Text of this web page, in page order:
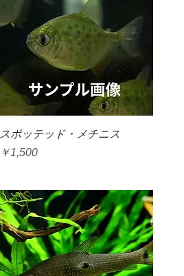
クイックビュー
スポッテッド・メチニス
価格
￥1,500